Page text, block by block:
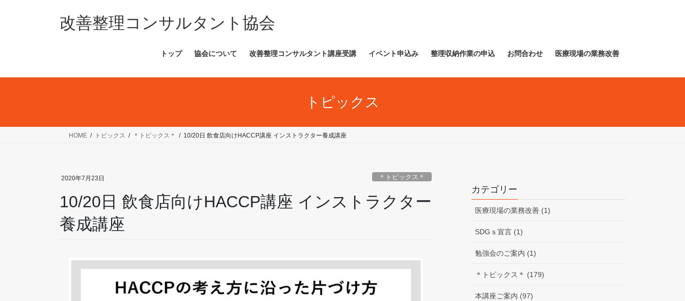
ス
ン
改善整理コンサルタント協会
トップ 協会について 改善整理コンサルタント講座受講 イベント申込み 整理収納作業の申込 お問合わせ 医療現場の業務改善
トピックス
HOME トピックス ＊トピックス＊ 10/20日 飲食店向けHACCP講座 インストラクター養成講座
2020年7月23日 ＊トピックス＊
10/20日 飲食店向けHACCP講座 インストラクター
養成講座
カテゴリー
医療現場の業務改善 (1)
SDGｓ宣言 (1)
勉強会のご案内 (1)
＊トピックス＊ (179)
本講座ご案内 (97)